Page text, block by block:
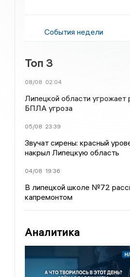
События недели
Топ 3
08/08 02:04
Липецкой области угрожает
БПЛА угроза
05/08 23:39
Звучат сирены: красный
накрыл Липецкую область
04/08 19:36
В липецкой школе №72
капремонтом
Аналитика